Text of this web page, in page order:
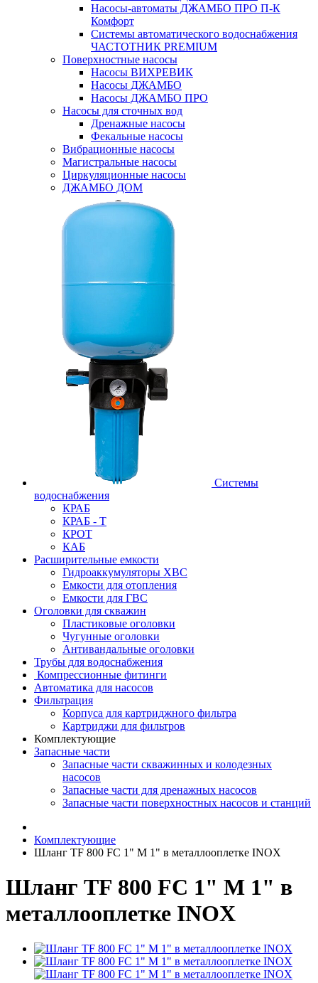
Насосы-автоматы ДЖАМБО ПРО П-К
Комфорт
Системы автоматического водоснабжения
ЧАСТОТНИК PREMIUM
Поверхностные насосы
Насосы ВИХРЕВИК
Насосы ДЖАМБО
Насосы ДЖАМБО ПРО
Насосы для сточных вод
Дренажные насосы
Фекальные насосы
Вибрационные насосы
Магистральные насосы
Циркуляционные насосы
ДЖАМБО ДОМ
Системы
водоснабжения
КРАБ
КРАБ - Т
КРОТ
КАБ
Расширительные емкости
Гидроаккумуляторы ХВС
Емкости для отопления
Емкости для ГВС
Оголовки для скважин
Пластиковые оголовки
Чугунные оголовки
Антивандальные оголовки
Трубы для водоснабжения
Компрессионные фитинги
Автоматика для насосов
Фильтрация
Корпуса для картриджного фильтра
Картриджи для фильтров
Комплектующие
Запасные части
Запасные части скважинных и колодезных
насосов
Запасные части для дренажных насосов
Запасные части поверхностных насосов и станций
Комплектующие
Шланг TF 800 FC 1" M 1" в металлооплетке INOX
Шланг TF 800 FC 1" M 1" в
металлооплетке INOX